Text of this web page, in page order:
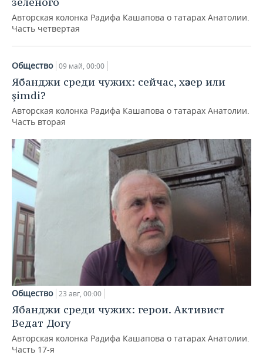
Авторская колонка Радифа Кашапова о татарах Анатолии.
Часть четвертая
Общество 09 май, 00:00
Ябанджи среди чужих: сейчас, хәзер или
şimdi?
Авторская колонка Радифа Кашапова о татарах Анатолии.
Часть вторая
Общество 23 авг, 00:00
Ябанджи среди чужих: герои. Активист
Ведат Догу
Авторская колонка Радифа Кашапова о татарах Анатолии.
Часть 17-я